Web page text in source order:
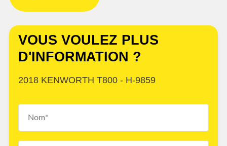
VOUS VOULEZ PLUS
D'INFORMATION ?
2018 KENWORTH T800 - H-9859